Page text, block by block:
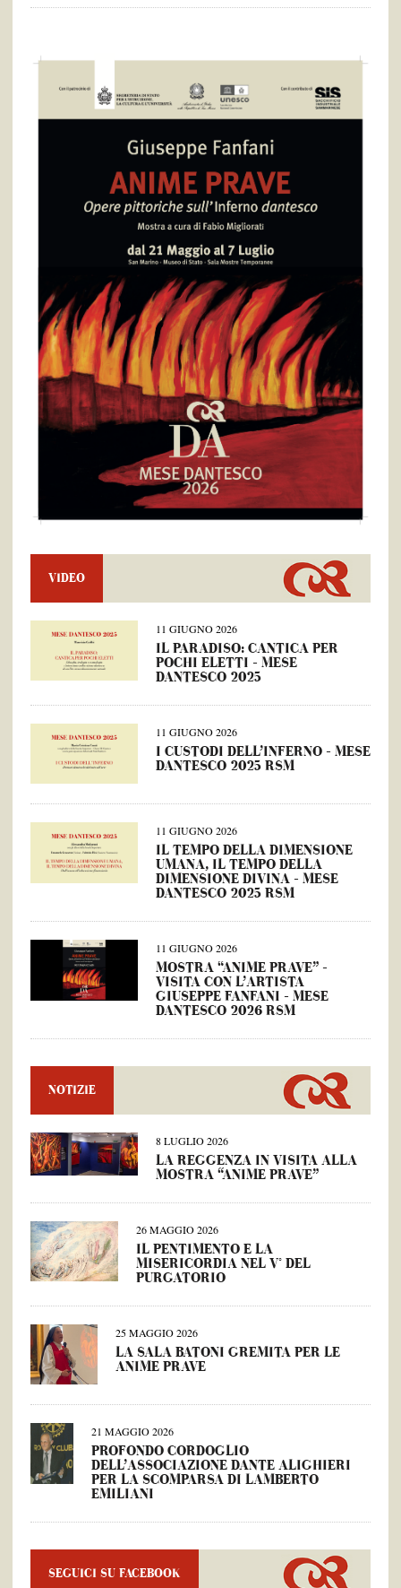
VIDEO
11 GIUGNO 2026
IL PARADISO: CANTICA PER
POCHI ELETTI – MESE
DANTESCO 2025
11 GIUGNO 2026
I CUSTODI DELL’INFERNO – MESE
DANTESCO 2025 RSM
11 GIUGNO 2026
IL TEMPO DELLA DIMENSIONE
UMANA, IL TEMPO DELLA
DIMENSIONE DIVINA – MESE
DANTESCO 2025 RSM
11 GIUGNO 2026
MOSTRA “ANIME PRAVE” –
VISITA CON L’ARTISTA
GIUSEPPE FANFANI – MESE
DANTESCO 2026 RSM
NOTIZIE
8 LUGLIO 2026
LA REGGENZA IN VISITA ALLA
MOSTRA “ANIME PRAVE”
26 MAGGIO 2026
IL PENTIMENTO E LA
MISERICORDIA NEL V° DEL
PURGATORIO
25 MAGGIO 2026
LA SALA BATONI GREMITA PER LE
ANIME PRAVE
21 MAGGIO 2026
PROFONDO CORDOGLIO
DELL’ASSOCIAZIONE DANTE ALIGHIERI
PER LA SCOMPARSA DI LAMBERTO
EMILIANI
SEGUICI SU FACEBOOK